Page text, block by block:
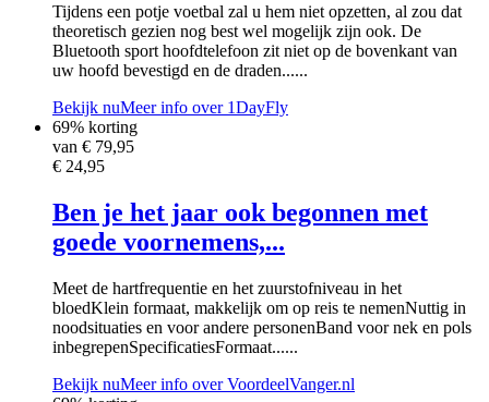
Tijdens een potje voetbal zal u hem niet opzetten, al zou dat
theoretisch gezien nog best wel mogelijk zijn ook. De
Bluetooth sport hoofdtelefoon zit niet op de bovenkant van
uw hoofd bevestigd en de draden......
Bekijk nuMeer info over 1DayFly
69% korting
van € 79,95
€ 24,95
Ben je het jaar ook begonnen met
goede voornemens,...
Meet de hartfrequentie en het zuurstofniveau in het
bloedKlein formaat, makkelijk om op reis te nemenNuttig in
noodsituaties en voor andere personenBand voor nek en pols
inbegrepenSpecificatiesFormaat......
Bekijk nuMeer info over VoordeelVanger.nl